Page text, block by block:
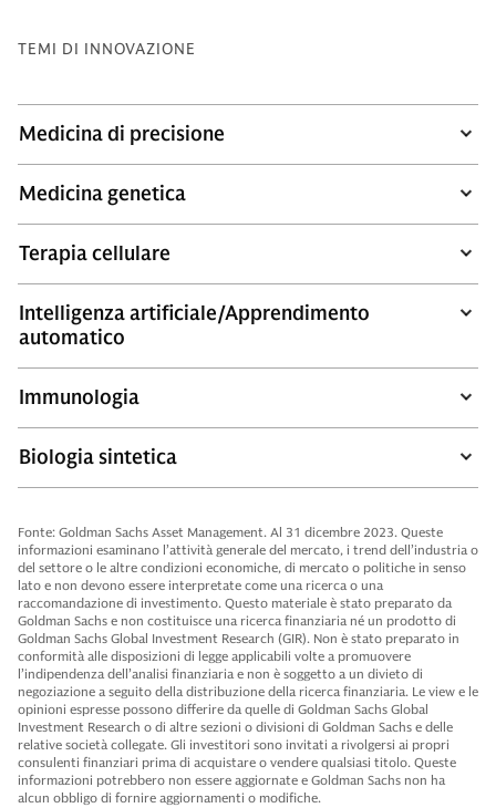
TEMI DI INNOVAZIONE
Medicina di precisione
Medicina genetica
Terapia cellulare
Intelligenza artificiale/Apprendimento
automatico
Immunologia
Biologia sintetica
Fonte: Goldman Sachs Asset Management. Al 31 dicembre 2023. Queste
informazioni esaminano l’attività generale del mercato, i trend dell’industria o
del settore o le altre condizioni economiche, di mercato o politiche in senso
lato e non devono essere interpretate come una ricerca o una
raccomandazione di investimento. Questo materiale è stato preparato da
Goldman Sachs e non costituisce una ricerca finanziaria né un prodotto di
Goldman Sachs Global Investment Research (GIR). Non è stato preparato in
conformità alle disposizioni di legge applicabili volte a promuovere
l’indipendenza dell’analisi finanziaria e non è soggetto a un divieto di
negoziazione a seguito della distribuzione della ricerca finanziaria. Le view e le
opinioni espresse possono differire da quelle di Goldman Sachs Global
Investment Research o di altre sezioni o divisioni di Goldman Sachs e delle
relative società collegate. Gli investitori sono invitati a rivolgersi ai propri
consulenti finanziari prima di acquistare o vendere qualsiasi titolo. Queste
informazioni potrebbero non essere aggiornate e Goldman Sachs non ha
alcun obbligo di fornire aggiornamenti o modifiche.